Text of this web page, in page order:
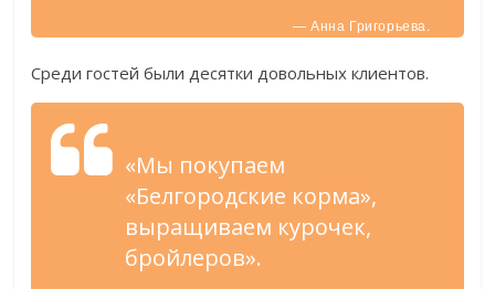
— Анна Григорьева.
Среди гостей были десятки довольных клиентов.
«Мы покупаем
«Белгородские корма»,
выращиваем курочек,
бройлеров».